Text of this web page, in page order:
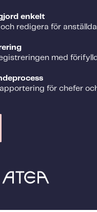
enkelt
redigera för
med
för chefer